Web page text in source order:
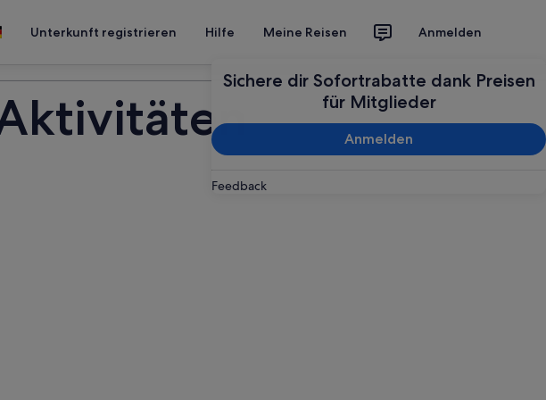
Unterkunft registrieren Hilfe Meine Reisen Anmelden
Sichere dir Sofortrabatte dank Preisen
für Mitglieder
Anmelden
Feedback
Deine Reise planen